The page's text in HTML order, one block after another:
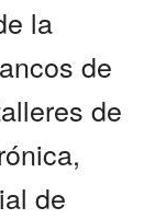
la
de
de
de